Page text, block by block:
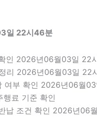
일 22시46분
인 2026년06월03일 22
리 2026년06월03일 22
여부 확인 2026년06월
행료 기준 확인
납 조건 확인 2026년06